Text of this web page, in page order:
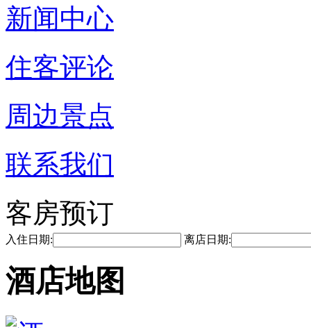
新闻中心
住客评论
周边景点
联系我们
客房预订
入住日期: 离店日期:
酒店地图